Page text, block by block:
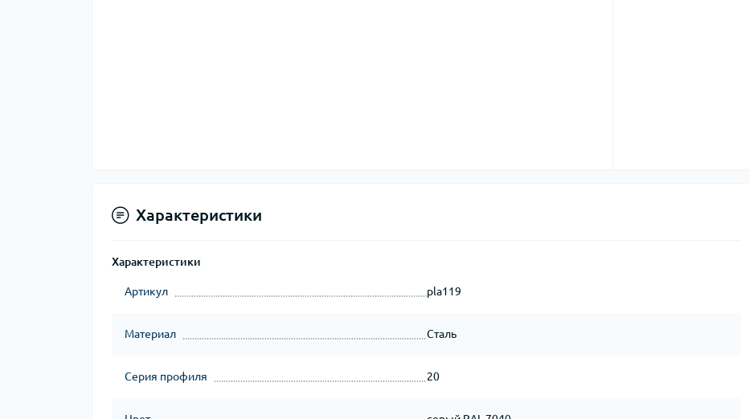
Характеристики
Характеристики
Артикул pla119
Материал Сталь
Серия профиля 20